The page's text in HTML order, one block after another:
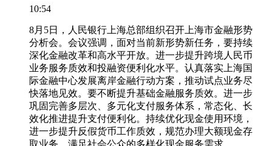
10:54
8月5日，人民银行上海总部组织召开上海市金融形势
分析会。会议强调，面对当前新形势新任务，要持续
深化金融改革和高水平开放。进一步提升跨境人民币
业务服务质效和投融资便利化水平。认真落实上海国
际金融中心发展离岸金融行动方案，推动试点业务尽
快落地见效。要不断提升基础金融服务质效。进一步
巩固完善多层次、多元化支付服务体系，常态化、长
效化推进提升支付便利化。持续优化现金使用环境，
进一步提升反假货币工作质效，规范办理大额现金存
取业务，满足社会公众的多样化现金服务需求。